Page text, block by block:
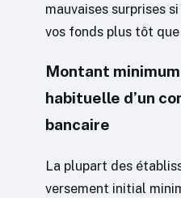
mauvaises surprises
vos fonds plus tôt que
Montant
habituelle d’un
bancaire
La plupart des
versement initial